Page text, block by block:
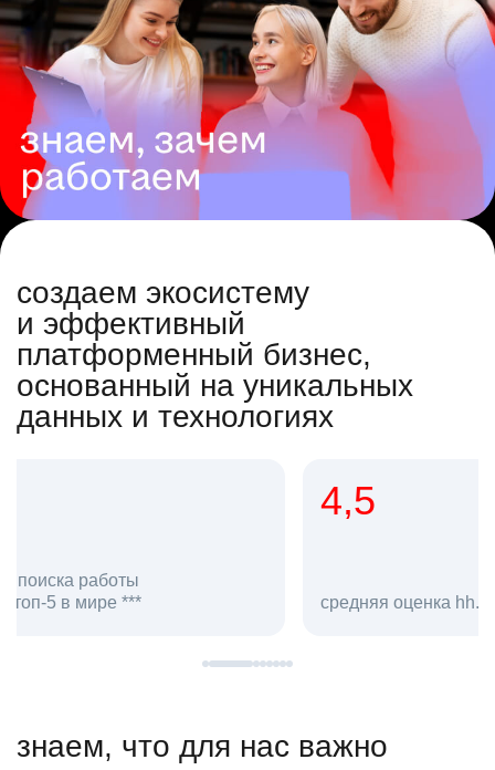
создаем экосистему
и эффективный
платформенный бизнес,
основанный на уникальных
данных и технологиях
средняя оценка hh.ru как работодателя **
в hh.ru
знаем, что для нас важно